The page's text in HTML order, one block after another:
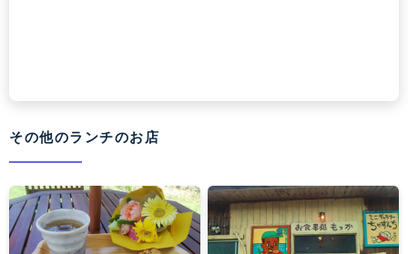
その他のランチのお店